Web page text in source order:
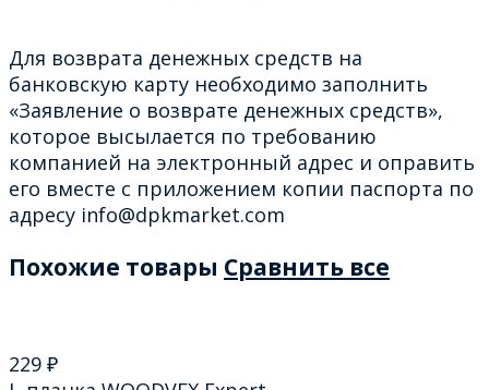
Для возврата денежных средств на
банковскую карту необходимо заполнить
«Заявление о возврате денежных средств»,
которое высылается по требованию
компанией на электронный адрес и оправить
его вместе с приложением копии паспорта по
адресу info@dpkmarket.com
Похожие товары Сравнить все
229 ₽